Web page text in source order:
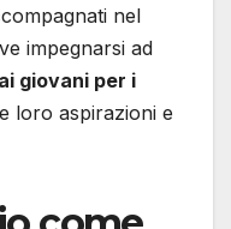
nel
impegnarsi ad
giovani per i
loro aspirazioni e